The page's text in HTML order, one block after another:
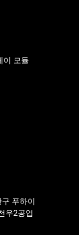
이 모듈
푸하이
우2공업